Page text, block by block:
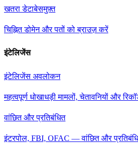
खतरा डेटाबेसमुफ़्त
चिह्नित डोमेन और पतों को ब्राउज़ करें
इंटेलिजेंस
इंटेलिजेंस अवलोकन
महत्वपूर्ण धोखाधड़ी मामलों, चेतावनियों और
वांछित और प्रतिबंधित
इंटरपोल, FBI, OFAC — वांछित और